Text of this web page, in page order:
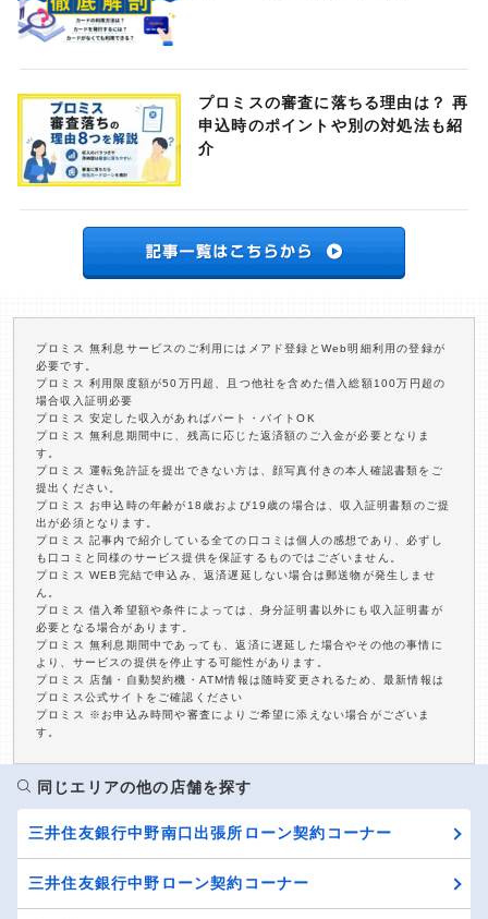
プロミスの審査に落ちる理由は？ 再
申込時のポイントや別の対処法も紹
介
プロミス 無利息サービスのご利用にはメアド登録とWeb明細利用の登録が
必要です。
プロミス 利用限度額が50万円超、且つ他社を含めた借入総額100万円超の
場合収入証明必要
プロミス 安定した収入があればパート・バイトOK
プロミス 無利息期間中に、残高に応じた返済額のご入金が必要となりま
す。
プロミス 運転免許証を提出できない方は、顔写真付きの本人確認書類をご
提出ください。
プロミス お申込時の年齢が18歳および19歳の場合は、収入証明書類のご提
出が必須となります。
プロミス 記事内で紹介している全ての口コミは個人の感想であり、必ずし
も口コミと同様のサービス提供を保証するものではございません。
プロミス WEB完結で申込み、返済遅延しない場合は郵送物が発生しませ
ん。
プロミス 借入希望額や条件によっては、身分証明書以外にも収入証明書が
必要となる場合があります。
プロミス 無利息期間中であっても、返済に遅延した場合やその他の事情に
より、サービスの提供を停止する可能性があります。
プロミス 店舗・自動契約機・ATM情報は随時変更されるため、最新情報は
プロミス公式サイトをご確認ください
プロミス ※お申込み時間や審査によりご希望に添えない場合がございま
す。
同じエリアの他の店舗を探す
三井住友銀行中野南口出張所ローン契約コーナー
三井住友銀行中野ローン契約コーナー